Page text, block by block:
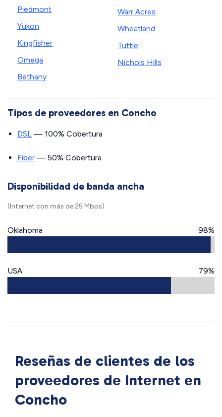
Piedmont
Yukon
Kingfisher
Omega
Bethany
Warr Acres
Wheatland
Tuttle
Nichols Hills
Tipos de proveedores en Concho
DSL — 100% Cobertura
Fiber — 50% Cobertura
Disponibilidad de banda ancha
(Internet con más de 25 Mbps)
Oklahoma 98%
USA 79%
Reseñas de clientes de los
proveedores de Internet en
Concho